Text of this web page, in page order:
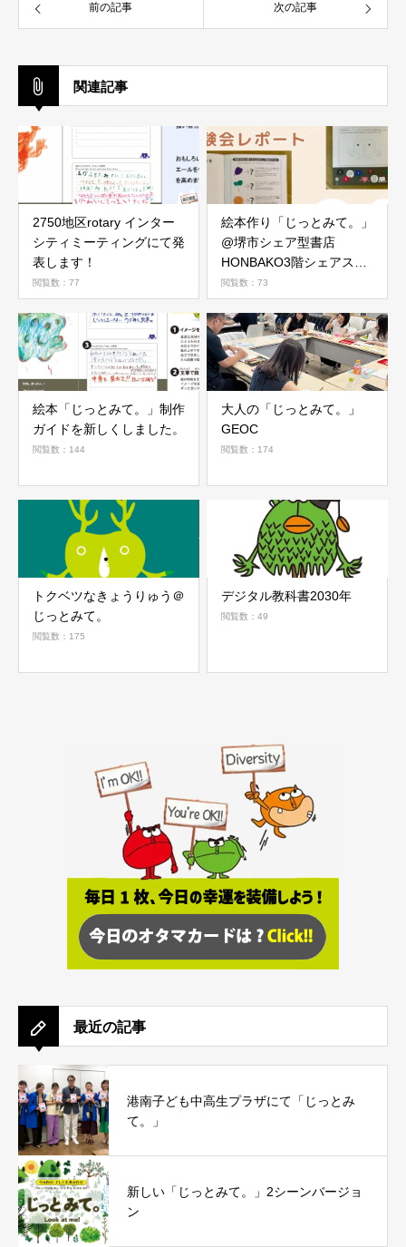
前の記事 次の記事
関連記事
2750地区rotary インター
シティミーティングにて発
表します！
閲覧数：77
絵本作り「じっとみて。」
@堺市シェア型書店
HONBAKO3階シェアスペ
ース
閲覧数：73
絵本「じっとみて。」制作
ガイドを新しくしました。
閲覧数：144
大人の「じっとみて。」
GEOC
閲覧数：174
トクベツなきょうりゅう＠
じっとみて。
閲覧数：175
デジタル教科書2030年
閲覧数：49
最近の記事
港南子ども中高生プラザにて「じっとみ
て。」
新しい「じっとみて。」2シーンバージョ
ン